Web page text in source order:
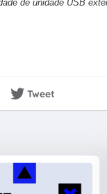
de unidade USB
Tweet